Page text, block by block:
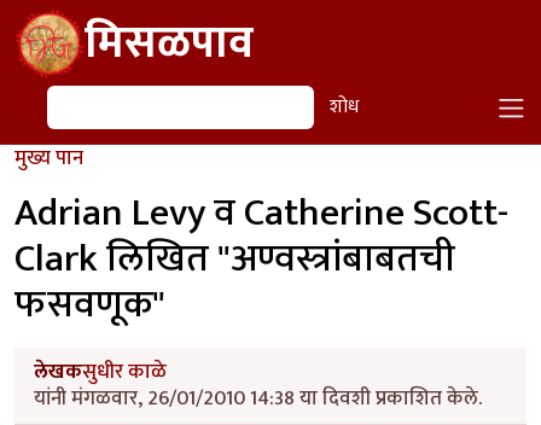
Skip to main contentमिसळपाव
शोध शोध
मुख्य पान
Adrian Levy व Catherine Scott-
Clark लिखित "अण्वस्त्रांबाबतची
फसवणूक"
लेखकसुधीर काळे
यांनी मंगळवार, 26/01/2010 14:38 या दिवशी प्रकाशित केले.